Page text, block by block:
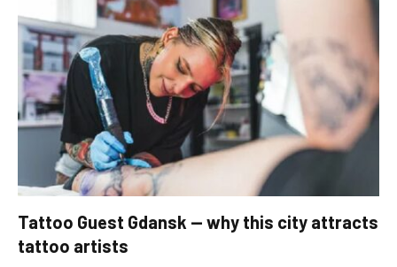
Tattoo Guest Gdansk — why this city attracts
tattoo artists